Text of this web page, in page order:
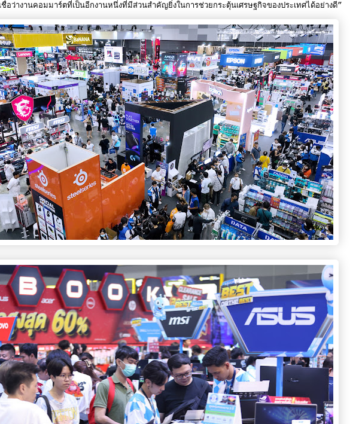
อว่างานคอมมาร์ตที่เป็นอีกงานหนึ่งที่มีส่วนสำคัญยิ่งในการช่วยกระตุ้นเศรษฐกิจของประเทศได้อย่างดี”